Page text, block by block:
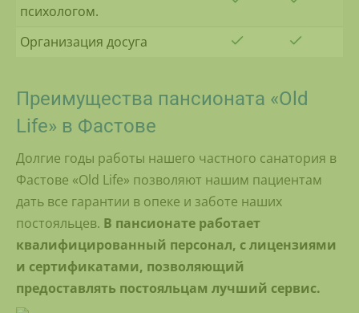
психологом.
Организация досуга
Преимущества пансионата «Old
Life» в Фастове
Долгие годы работы нашего частного санатория в
Фастове «Old Life» позволяют нашим пациентам
дать все гарантии в опеке и заботе наших
постояльцев. В пансионате работает
квалифицированный персонал, с лицензиями
и сертификатами, позволяющий
предоставлять постояльцам лучший сервис.